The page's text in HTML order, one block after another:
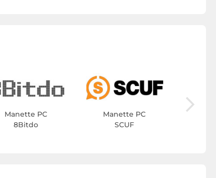
Manette PC
8Bitdo
Manette PC
SCUF